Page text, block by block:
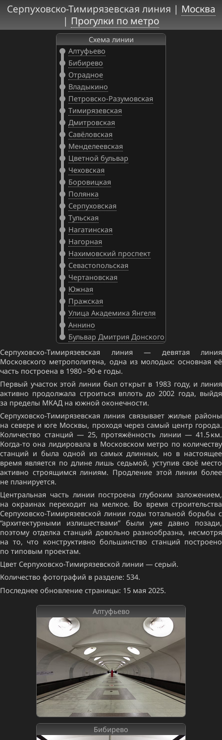
Серпуховско-Тимирязевская линия | Москва
| Прогулки по метро
Схема линии
Алтуфьево
Бибирево
Отрадное
Владыкино
Петровско-Разумовская
Тимирязевская
Дмитровская
Савёловская
Менделеевская
Цветной бульвар
Чеховская
Боровицкая
Полянка
Серпуховская
Тульская
Нагатинская
Нагорная
Нахимовский проспект
Севастопольская
Чертановская
Южная
Пражская
Улица Академика Янгеля
Аннино
Бульвар Дмитрия Донского
Серпуховско-Тимирязевская линия — девятая линия
Московского метрополитена, одна из молодых: основная её
часть построена в 1980 – 90-е годы.
Первый участок этой линии был открыт в 1983 году, и линия
активно продолжала строиться вплоть до 2002 года, выйдя
за пределы МКАД на южной оконечности.
Серпуховско-Тимирязевская линия связывает жилые районы
на севере и юге Москвы, проходя через самый центр города.
Количество станций — 25, протяжённость линии — 41.5 км.
Когда-то она лидировала в Московском метро по количеству
станций и была одной из самых длинных, но в настоящее
время является по длине лишь седьмой, уступив своё место
активно строящимся линиям. Продление этой линии более
не планируется.
Центральная часть линии построена глубоким заложением,
на окраинах переходит на мелкое. Во время строительства
Серпуховско-Тимирязевской линии годы тотальной борьбы с
“архитектурными излишествами” были уже давно позади,
поэтому отделка станций довольно разнообразна, несмотря
на то, что конструктивно большинство станций построено
по типовым проектам.
Цвет Серпуховско-Тимирязевской линии — серый.
Количество фотографий в разделе: 534.
Последнее обновление страницы: 15 мая 2025.
Алтуфьево
Бибирево